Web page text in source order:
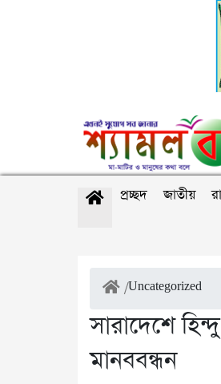
প্রচ্ছদ জাতীয়
/Uncategorized
সারাদেশে
মানববন্ধন